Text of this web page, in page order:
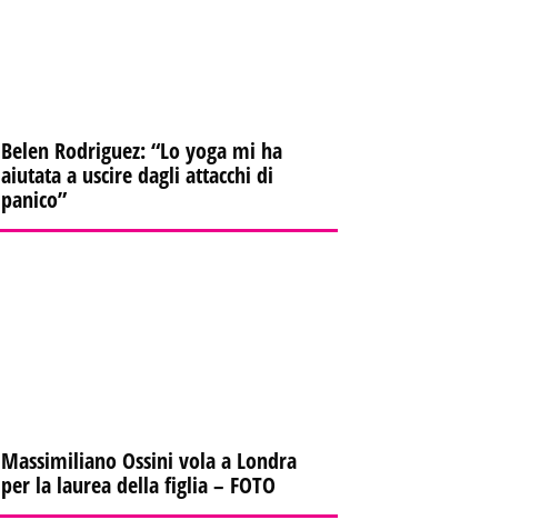
Belen Rodriguez: “Lo yoga mi ha
aiutata a uscire dagli attacchi di
panico”
Massimiliano Ossini vola a Londra
per la laurea della figlia – FOTO